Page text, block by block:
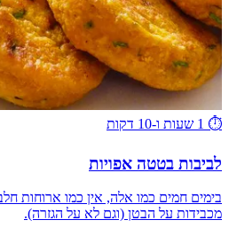
⏱️ 1 שעות ו-10 דקות
לביבות בטטה אפויות
בימים חמים כמו אלה, אין כמו ארוחות
מכבידות על הבטן (וגם לא על הגזרה).